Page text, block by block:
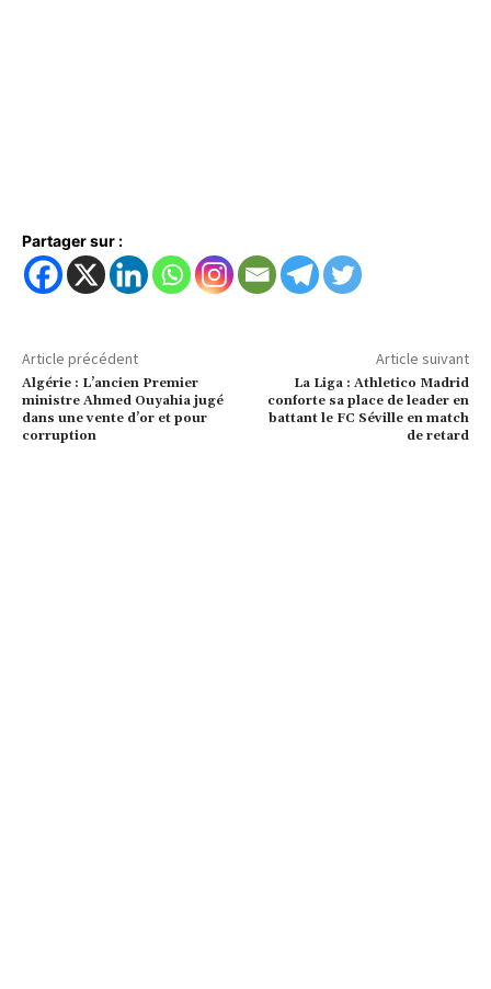
Partager sur :
Article précédent
Algérie : L’ancien Premier
ministre Ahmed Ouyahia jugé
dans une vente d’or et pour
corruption
Article suivant
La Liga : Athletico Madrid
conforte sa place de leader en
battant le FC Séville en match
de retard